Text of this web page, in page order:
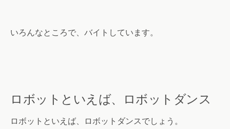
いろんなところで、バイトしています。
ロボットといえば、ロボットダンス
ロボットといえば、ロボットダンスでしょう。